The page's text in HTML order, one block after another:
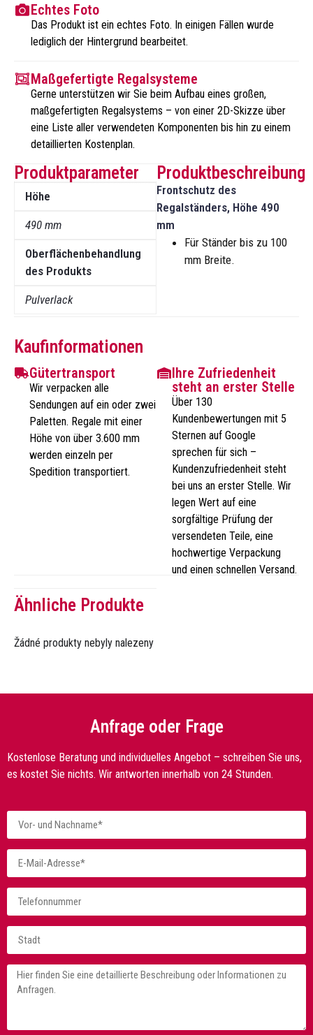
Echtes Foto
Das Produkt ist ein echtes Foto. In einigen Fällen wurde
lediglich der Hintergrund bearbeitet.
Maßgefertigte Regalsysteme
Gerne unterstützen wir Sie beim Aufbau eines großen,
maßgefertigten Regalsystems – von einer 2D-Skizze über
eine Liste aller verwendeten Komponenten bis hin zu einem
detaillierten Kostenplan.
Produktparameter
Höhe
490 mm
Oberflächenbehandlung
des Produkts
Pulverlack
Produktbeschreibung
Frontschutz des
Regalständers, Höhe 490
mm
Für Ständer bis zu 100
mm Breite.
Kaufinformationen
Gütertransport
Wir verpacken alle
Sendungen auf ein oder zwei
Paletten. Regale mit einer
Höhe von über 3.600 mm
werden einzeln per
Spedition transportiert.
Ihre Zufriedenheit
steht an erster Stelle
Über 130
Kundenbewertungen mit 5
Sternen auf Google
sprechen für sich –
Kundenzufriedenheit steht
bei uns an erster Stelle. Wir
legen Wert auf eine
sorgfältige Prüfung der
versendeten Teile, eine
hochwertige Verpackung
und einen schnellen Versand.
Ähnliche Produkte
Žádné produkty nebyly nalezeny
Anfrage oder Frage
Kostenlose Beratung und individuelles Angebot – schreiben Sie uns,
es kostet Sie nichts. Wir antworten innerhalb von 24 Stunden.